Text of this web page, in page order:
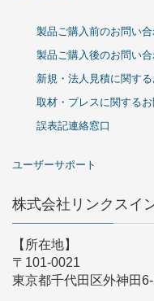
製品ご購入前のお問い
製品ご購入後のお問い
新規・法人見積に関す
取材・プレスに関する
誤表記連絡窓口
ユーザーサポート
株式会社リンクスイ
【所在地】
〒101-0021
東京都千代田区外神田